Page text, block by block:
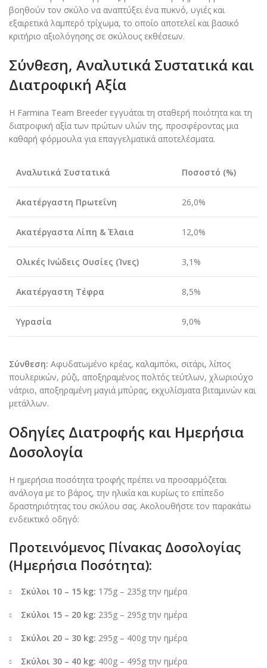
βοηθούν τον σκύλο να αναπτύξει ένα πυκνό, υγιές και
εξαιρετικά λαμπερό τρίχωμα, το οποίο αποτελεί και βασικό
κριτήριο αξιολόγησης σε σκύλους εκθέσεων.
Σύνθεση, Αναλυτικά Συστατικά και
Διατροφική Αξία
Η Farmina Team Breeder εγγυάται τη σταθερή ποιότητα και τη
διατροφική αξία των πρώτων υλών της, προσφέροντας μια
καθαρή φόρμουλα για επαγγελματικά αποτελέσματα.
Αναλυτικά Συστατικά Ποσοστό (%)
Ακατέργαστη Πρωτεΐνη 26,0%
Ακατέργαστα Λίπη & Έλαια 12,0%
Ολικές Ινώδεις Ουσίες (Ίνες) 3,1%
Ακατέργαστη Τέφρα 8,5%
Υγρασία 9,0%
Σύνθεση: Αφυδατωμένο κρέας, καλαμπόκι, σιτάρι, λίπος
πουλερικών, ρύζι, αποξηραμένος πολτός τεύτλων, χλωριούχο
νάτριο, αποξηραμένη μαγιά μπύρας, εκχυλίσματα βιταμινών και
μετάλλων.
Οδηγίες Διατροφής και Ημερήσια
Δοσολογία
Η ημερήσια ποσότητα τροφής πρέπει να προσαρμόζεται
ανάλογα με το βάρος, την ηλικία και κυρίως το επίπεδο
δραστηριότητας του σκύλου σας. Ακολουθήστε τον παρακάτω
ενδεικτικό οδηγό:
Προτεινόμενος Πίνακας Δοσολογίας
(Ημερήσια Ποσότητα):
Σκύλοι 10 – 15 kg: 175g – 235g την ημέρα
Σκύλοι 15 – 20 kg: 235g – 295g την ημέρα
Σκύλοι 20 – 30 kg: 295g – 400g την ημέρα
Σκύλοι 30 – 40 kg: 400g – 495g την ημέρα